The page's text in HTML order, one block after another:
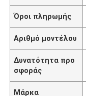
Όροι πληρωμής
Αριθμό μοντέλου
Δυνατότητα προ
σφοράς
Μάρκα